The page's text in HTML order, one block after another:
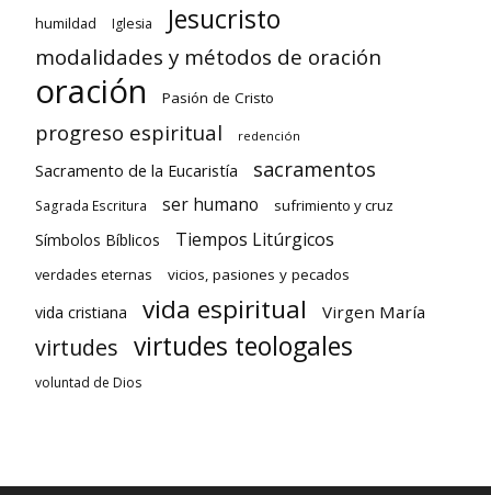
humildad Iglesia Jesucristo
modalidades y métodos de oración
oración Pasión de Cristo
progreso espiritual redención
Sacramento de la Eucaristía sacramentos
Sagrada Escritura ser humano sufrimiento y cruz
Símbolos Bíblicos Tiempos Litúrgicos
verdades eternas vicios, pasiones y pecados
vida cristiana vida espiritual Virgen María
virtudes virtudes teologales
voluntad de Dios